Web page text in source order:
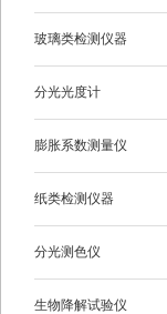
玻璃类检测仪器
分光光度计
膨胀系数测量仪
纸类检测仪器
分光测色仪
生物降解试验仪